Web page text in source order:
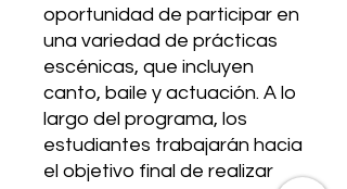
oportunidad de participar en
una variedad de prácticas
escénicas, que incluyen
canto, baile y actuación. A lo
largo del programa, los
estudiantes trabajarán hacia
el objetivo final de realizar